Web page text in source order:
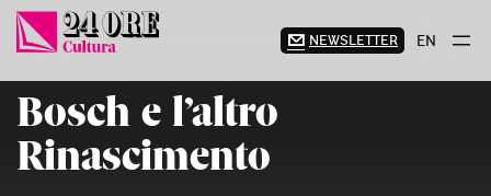
Vai
contenuto
NEWSLETTER EN
Bosch e l’altro
Rinascimento